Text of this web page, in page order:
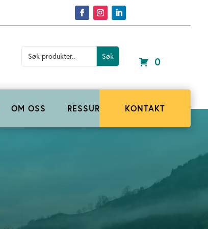
Search
for:
0
OM OSS RESSURSER KONTAKT